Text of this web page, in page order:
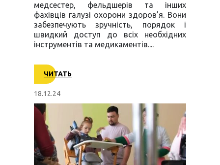
медсестер, фельдшерів та інших
фахівців галузі охорони здоров’я. Вони
забезпечують зручність, порядок і
швидкий доступ до всіх необхідних
інструментів та медикаментів....
ЧИТАТЬ
18.12.24